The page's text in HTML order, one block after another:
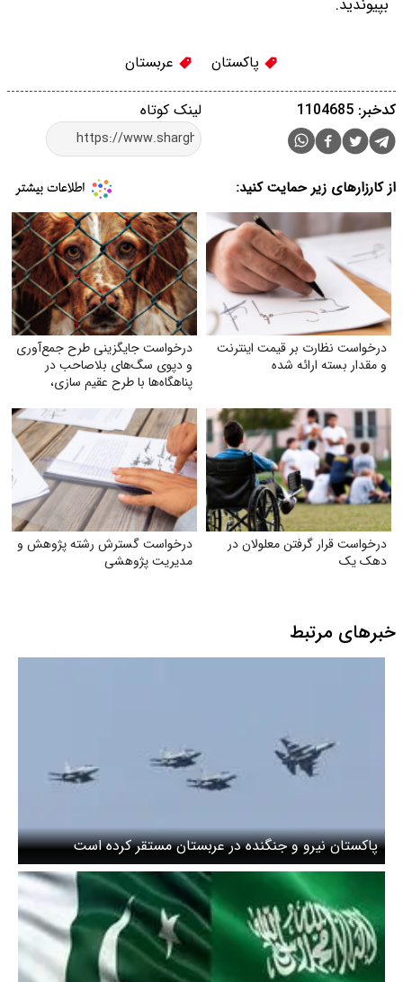
پاکستان عربستان
لینک کوتاه کدخبر: 1104685
از کارزارهای زیر حمایت کنید:
درخواست نظارت بر قیمت اینترنت
و مقدار بسته ارائه شده
درخواست جایگزینی طرح جمع‌آوری
و دپوی سگ‌های بلاصاحب در
پناهگاه‌ها با طرح عقیم سازی،
فرهنگسازی عمومی
درخواست قرار گرفتن معلولان در
دهک یک
درخواست گسترش رشته پژوهش و
مدیریت پژوهشی
خبرهای مرتبط
پاکستان نیرو و جنگنده در عربستان مستقر کرده است